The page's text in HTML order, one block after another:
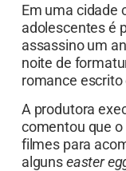
Em uma cidade
adolescentes é
assassino um
noite de
romance escrito
A produtora
comentou que
filmes para
algunseaster